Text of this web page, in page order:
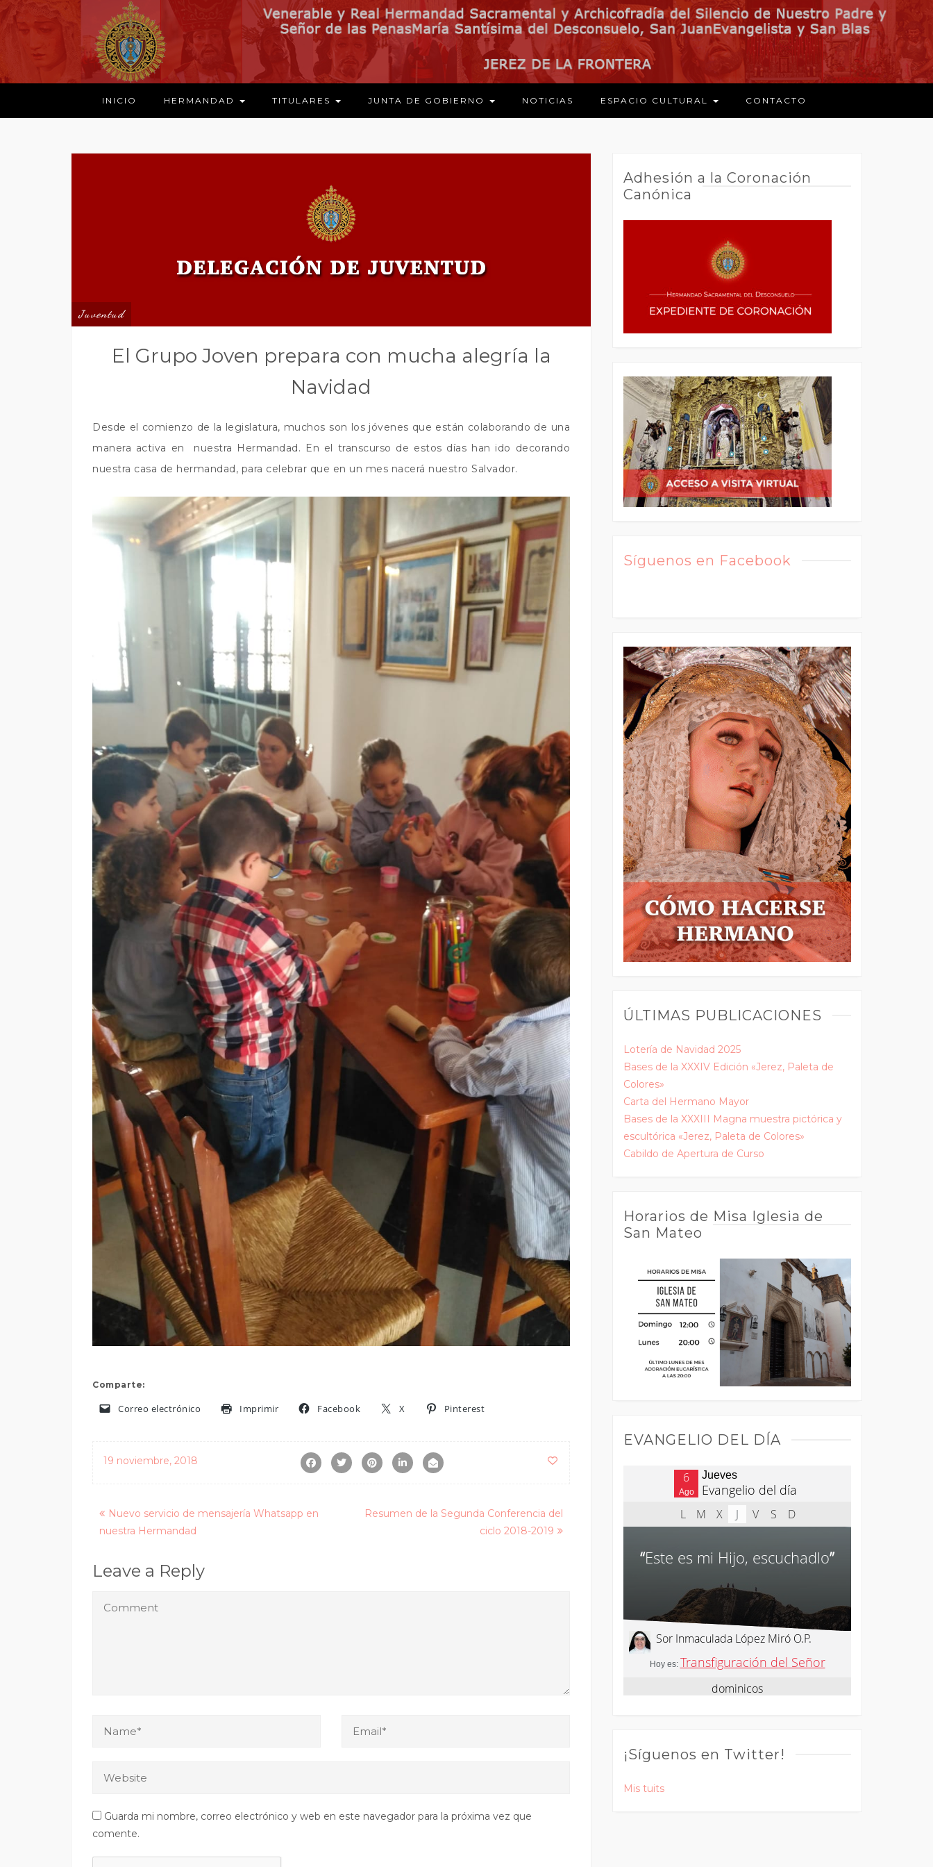
INICIO HERMANDAD TITULARES JUNTA DE GOBIERNO NOTICIAS ESPACIO CULTURAL CONTACTO
Juventud
El Grupo Joven prepara con mucha alegría la
Navidad
Desde el comienzo de la legislatura, muchos son los jóvenes que están colaborando de una
manera activa en nuestra Hermandad. En el transcurso de estos días han ido decorando
nuestra casa de hermandad, para celebrar que en un mes nacerá nuestro Salvador.
Comparte:
Correo electrónico Imprimir Facebook X Pinterest
19 noviembre, 2018
Posts
navigation
Nuevo servicio de mensajería Whatsapp en
nuestra Hermandad
Resumen de la Segunda Conferencia del
ciclo 2018-2019
Leave a Reply
Guarda mi nombre, correo electrónico y web en este navegador para la próxima vez que
comente.
Adhesión a la Coronación
Canónica
Síguenos en Facebook
ÚLTIMAS PUBLICACIONES
Lotería de Navidad 2025
Bases de la XXXIV Edición «Jerez, Paleta de
Colores»
Carta del Hermano Mayor
Bases de la XXXIII Magna muestra pictórica y
escultórica «Jerez, Paleta de Colores»
Cabildo de Apertura de Curso
Horarios de Misa Iglesia de
San Mateo
EVANGELIO DEL DÍA
¡Síguenos en Twitter!
Mis tuits